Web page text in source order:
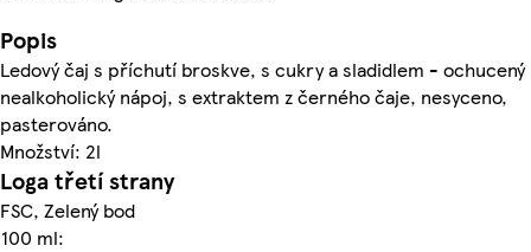
Popis
Ledový čaj s příchutí broskve, s cukry a sladidlem - ochucený
nealkoholický nápoj, s extraktem z černého čaje, nesyceno,
pasterováno.
Množství: 2l
Loga třetí strany
FSC, Zelený bod
100 ml: